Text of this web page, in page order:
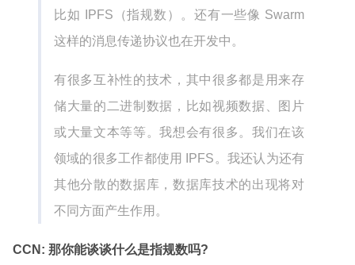
比如 IPFS（指规数）。还有一些像 Swarm
这样的消息传递协议也在开发中。
有很多互补性的技术，其中很多都是用来存
储大量的二进制数据，比如视频数据、图片
或大量文本等等。我想会有很多。我们在该
领域的很多工作都使用 IPFS。我还认为还有
其他分散的数据库，数据库技术的出现将对
不同方面产生作用。
CCN: 那你能谈谈什么是指规数吗?